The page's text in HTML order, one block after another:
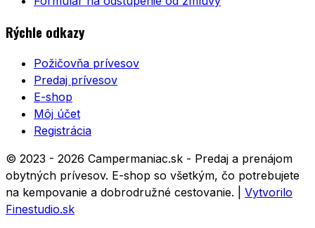
Rýchle odkazy
Požičovňa prívesov
Predaj prívesov
E-shop
Môj účet
Registrácia
© 2023 - 2026 Campermaniac.sk - Predaj a prenájom
obytných prívesov. E-shop so všetkým, čo potrebujete
na kempovanie a dobrodružné cestovanie.
Vytvorilo
Finestudio.sk